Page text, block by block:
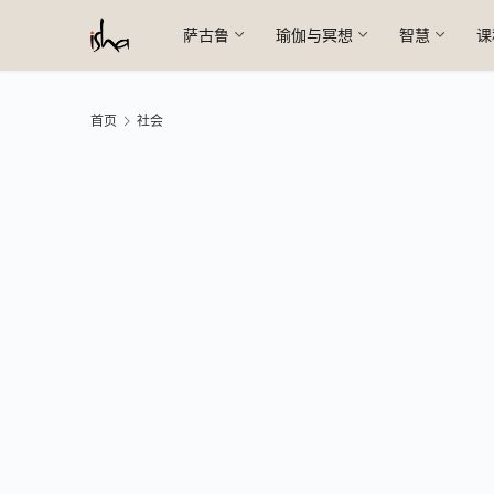
萨古鲁 瑜伽与冥想 智慧
首页 社会